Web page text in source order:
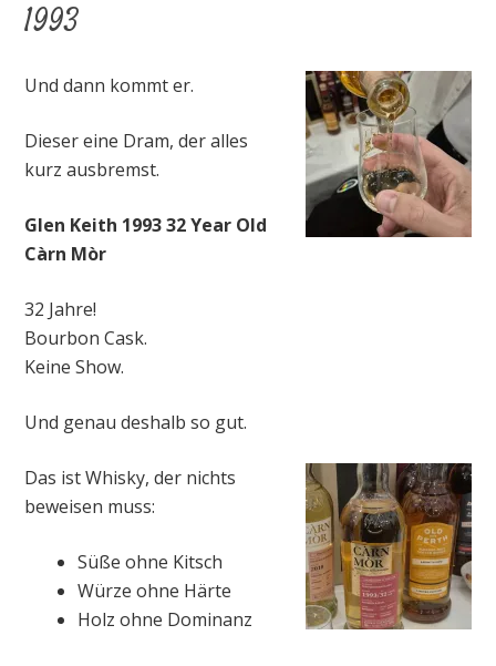
1993
Und dann kommt er.
Dieser eine Dram, der alles
kurz ausbremst.
Glen Keith 1993 32 Year Old
Càrn Mòr
32 Jahre!
Bourbon Cask.
Keine Show.
Und genau deshalb so gut.
Das ist Whisky, der nichts
beweisen muss:
Süße ohne Kitsch
Würze ohne Härte
Holz ohne Dominanz